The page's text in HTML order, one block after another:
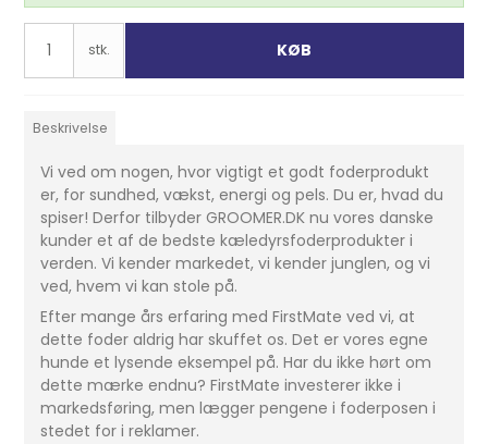
stk. KØB
Beskrivelse
Vi ved om nogen, hvor vigtigt et godt foderprodukt
er, for sundhed, vækst, energi og pels. Du er, hvad du
spiser! Derfor tilbyder GROOMER.DK nu vores danske
kunder et af de bedste kæledyrsfoderprodukter i
verden. Vi kender markedet, vi kender junglen, og vi
ved, hvem vi kan stole på.
Efter mange års erfaring med FirstMate ved vi, at
dette foder aldrig har skuffet os. Det er vores egne
hunde et lysende eksempel på. Har du ikke hørt om
dette mærke endnu? FirstMate investerer ikke i
markedsføring, men lægger pengene i foderposen i
stedet for i reklamer.